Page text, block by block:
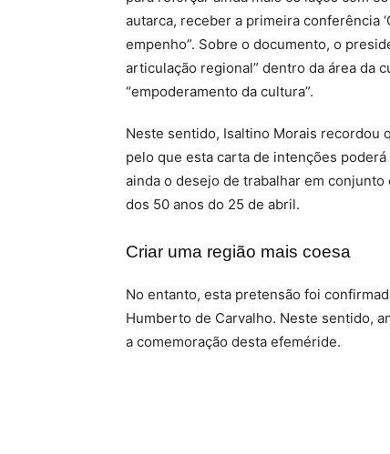
autarca, receber a primeira conferência
empenho”. Sobre o documento, o
articulação regional” dentro da área da
“empoderamento da cultura”.
Neste sentido, Isaltino Morais recordou
pelo que esta carta de intenções
ainda o desejo de trabalhar em
dos 50 anos do 25 de abril.
Criar uma região mais coesa
No entanto, esta pretensão foi
Humberto de Carvalho. Neste sentido,
a comemoração desta efeméride.